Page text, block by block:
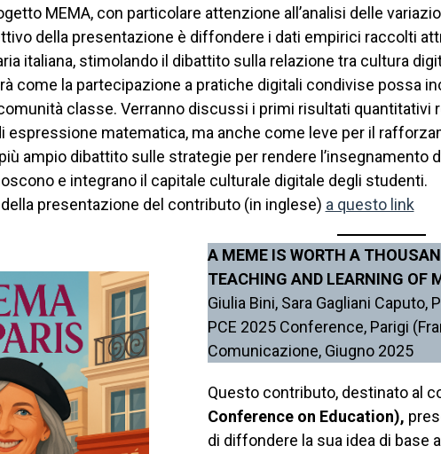
MEMA, con particolare attenzione all’analisi delle
della presentazione è diffondere i dati empirici raccolti
italiana, stimolando il dibattito sulla relazione tra cultura
come la partecipazione a pratiche digitali condivise possa
classe. Verranno discussi i primi risultati quantitativi
espressione matematica, ma anche come leve per il
ampio dibattito sulle strategie per rendere
e integrano il capitale culturale digitale degli studenti.
presentazione del contributo (in inglese) a questo link
A MEME IS WORTH A
TEACHING AND LEARNING OF
Giulia Bini, Sara Gagliani
PCE 2025 Conference, Parigi
Comunicazione, Giugno 2025
Questo contributo, destinato al
Conference on Education),
di diffondere la sua idea di base